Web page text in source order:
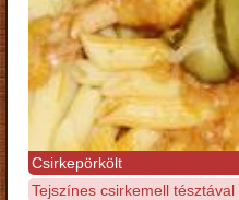
Csirkepörkölt
Tejszínes csirkemell tésztával